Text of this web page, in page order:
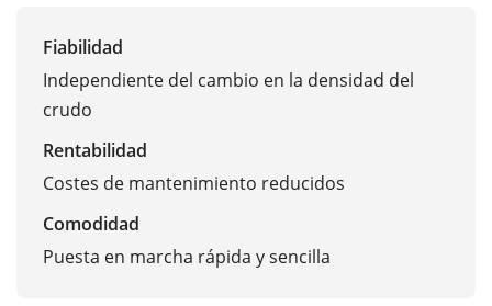
Fiabilidad
Independiente del cambio en la densidad del
crudo
Rentabilidad
Costes de mantenimiento reducidos
Comodidad
Puesta en marcha rápida y sencilla